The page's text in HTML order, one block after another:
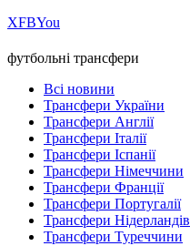
ХFBYou
футбольні трансфери
Всі новини
Трансфери України
Трансфери Англії
Трансфери Італії
Трансфери Іспанії
Трансфери Німеччини
Трансфери Франції
Трансфери Португалії
Трансфери Нідерландів
Трансфери Туреччини